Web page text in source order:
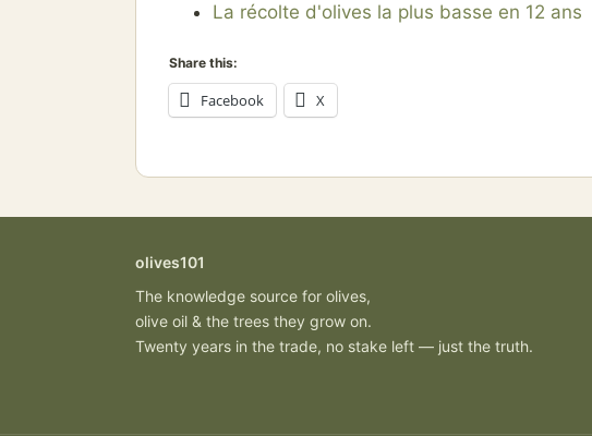
La récolte d'olives la plus basse en 12 ans
Share this:
Facebook X
olives101
The knowledge source for olives,
olive oil & the trees they grow on.
Twenty years in the trade, no stake left — just the truth.